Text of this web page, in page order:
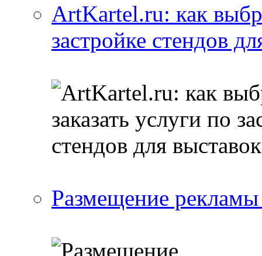
ArtKartel.ru: как
застройке стендов
Размещение рекламы